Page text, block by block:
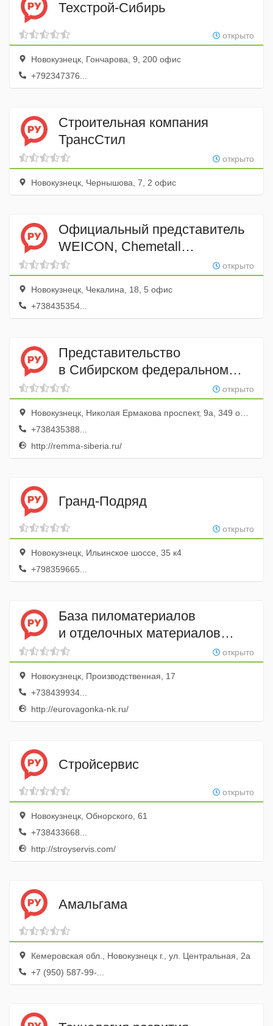
Техстрой-Сибирь
открыто
Новокузнецк, Гончарова, 9, 200 офис
+792347376...
Строительная компания
ТрансСтил
открыто
Новокузнецк, Чернышова, 7, 2 офис
Официальный представитель
WEICON, Chemetall
ТехноПласт Сибирь
открыто
Новокузнецк, Чекалина, 18, 5 офис
+738435354...
Представительство
в Сибирском федеральном
округе Ремма-Сибирь, АО открыто
Новокузнецк, Николая Ермакова проспект, 9а, 349 офис; 3 этаж
+738435388...
http://remma-siberia.ru/
Гранд-Подряд
открыто
Новокузнецк, Ильинское шоссе, 35 к4
+798359665...
База пиломатериалов
и отделочных материалов
Евровагонка-нк
открыто
Новокузнецк, Производственная, 17
+738439934...
http://eurovagonka-nk.ru/
Стройсервис
открыто
Новокузнецк, Обнорского, 61
+738433668...
http://stroyservis.com/
Амальгама
Кемеровская обл., Новокузнецк г., ул. Центральная, 2а
+7 (950) 587-99-...